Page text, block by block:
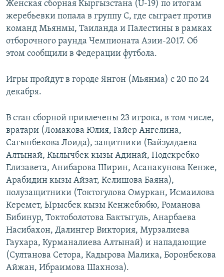
Женская сборная Кыргызстана (U-19) по итогам
жеребьевки попала в группу С, где сыграет против
команд Мьянмы, Таиланда и Палестины в рамках
отборочного раунда Чемпионата Азии-2017. Об
этом сообщили в Федерации футбола.
Игры пройдут в городе Янгон (Мьянма) с 20 по 24
декабря.
В стан сборной привлечены 23 игрока, в том числе,
вратари (Ломакова Юлия, Гайер Ангелина,
Сагынбекова Лоида), защитники (Байзулдаева
Алтынай, Кылычбек кызы Адинай, Подскребко
Елизавета, Анибарова Ширин, Асанакунова Кенже,
Арабидин кызы Айзат, Келишова Баяна),
полузащитники (Токтогулова Омуркан, Исмаилова
Керемет, Ырысбек кызы Кенжебюбю, Романова
Бибинур, Токтоболотова Бактыгуль, Анарбаева
Насибахон, Далингер Виктория, Мурзалиева
Гаухара, Курманалиева Алтынай) и нападающие
(Султанова Сетора, Кадырова Малика, Боронбекова
Айжан, Ибраимова Шахноза).